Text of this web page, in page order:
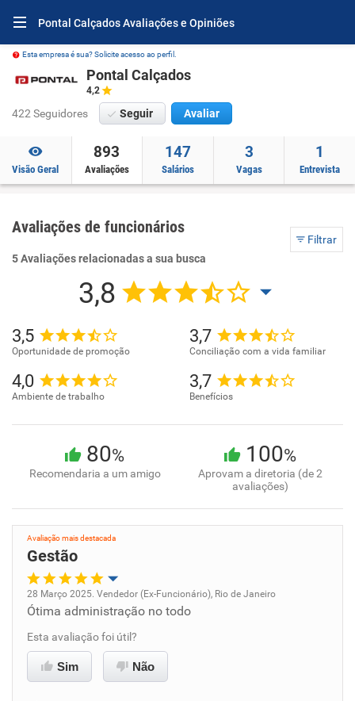
Pontal Calçados Avaliações e Opiniões
Esta empresa é sua? Solicite acesso ao perfil.
Pontal Calçados
4,2
422 Seguidores Seguir Avaliar
Visão Geral
893
Avaliações
147
Salários
3
Vagas
1
Entrevista
Avaliações de funcionários
Filtrar
5 Avaliações relacionadas a sua busca
3,8
3,5
Oportunidade de promoção
3,7
Conciliação com a vida familiar
4,0
Ambiente de trabalho
3,7
Benefícios
80%
Recomendaria a um amigo
100%
Aprovam a diretoria (de 2
avaliações)
Avaliação mais destacada
Gestão
Oportunidade de promoção
Ambiente de trabalho
28 Março 2025. Vendedor (Ex-Funcionário), Rio de Janeiro
Ótima administração no todo
Esta avaliação foi útil?
Sim Não